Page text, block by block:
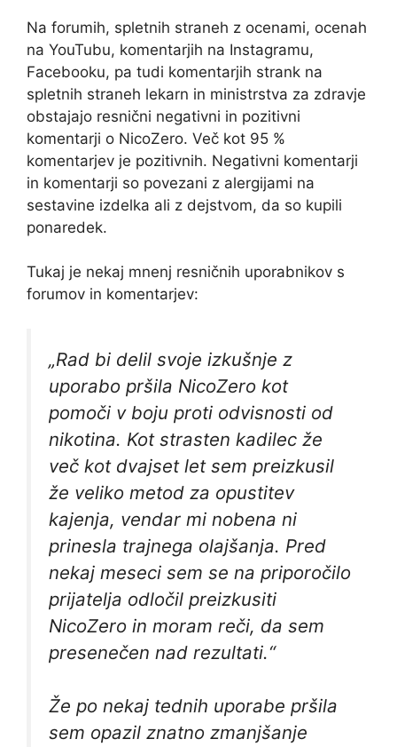
Na forumih, spletnih straneh z ocenami, ocenah
na YouTubu, komentarjih na Instagramu,
Facebooku, pa tudi komentarjih strank na
spletnih straneh lekarn in ministrstva za zdravje
obstajajo resnični negativni in pozitivni
komentarji o NicoZero. Več kot 95 %
komentarjev je pozitivnih. Negativni komentarji
in komentarji so povezani z alergijami na
sestavine izdelka ali z dejstvom, da so kupili
ponaredek.
Tukaj je nekaj mnenj resničnih uporabnikov s
forumov in komentarjev:
„Rad bi delil svoje izkušnje z
uporabo pršila NicoZero kot
pomoči v boju proti odvisnosti od
nikotina. Kot strasten kadilec že
več kot dvajset let sem preizkusil
že veliko metod za opustitev
kajenja, vendar mi nobena ni
prinesla trajnega olajšanja. Pred
nekaj meseci sem se na priporočilo
prijatelja odločil preizkusiti
NicoZero in moram reči, da sem
presenečen nad rezultati.“
Že po nekaj tednih uporabe pršila
sem opazil znatno zmanjšanje